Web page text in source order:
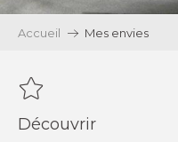
Accueil Mes envies
Découvrir